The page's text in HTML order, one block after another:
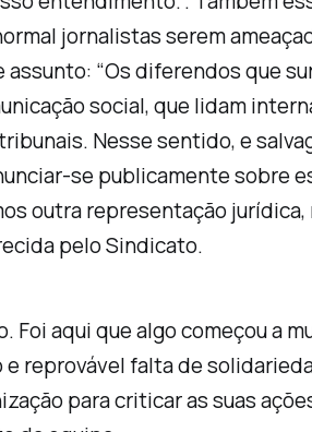
jornalistas serem
“Os diferendos que
social, que lidam
Nesse sentido, e
se publicamente sobre
outra representação
pelo Sindicato.
aqui que algo começou a
reprovável falta de
para criticar as suas